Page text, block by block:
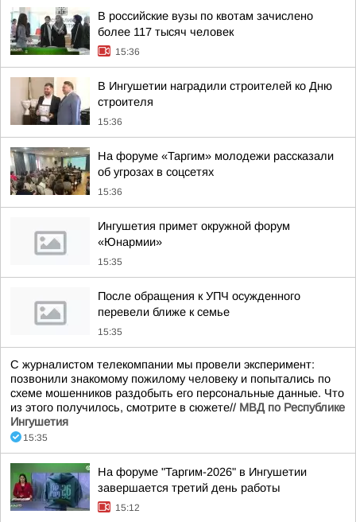
В российские вузы по квотам зачислено
более 117 тысяч человек
15:36
В Ингушетии наградили строителей ко Дню
строителя
15:36
На форуме «Таргим» молодежи рассказали
об угрозах в соцсетях
15:36
Ингушетия примет окружной форум
«Юнармии»
15:35
После обращения к УПЧ осужденного
перевели ближе к семье
15:35
С журналистом телекомпании мы провели эксперимент:
позвонили знакомому пожилому человеку и попытались по
схеме мошенников раздобыть его персональные данные. Что
из этого получилось, смотрите в сюжете// МВД по Республике
Ингушетия
15:35
На форуме "Таргим-2026" в Ингушетии
завершается третий день работы
15:12